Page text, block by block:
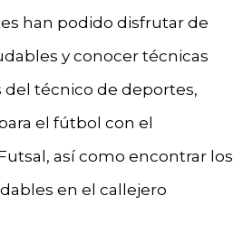
han podido disfrutar de
y conocer técnicas
del técnico de deportes,
el fútbol con el
así como encontrar los
en el callejero